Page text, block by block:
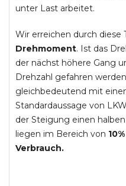
unter Last arbeitet.
Wir erreichen durch diese
Drehmoment. Ist das
der nächst höhere Gang
Drehzahl gefahren
gleichbedeutend mit
Standardaussage von
der Steigung einen
liegen im Bereich von
Verbrauch.